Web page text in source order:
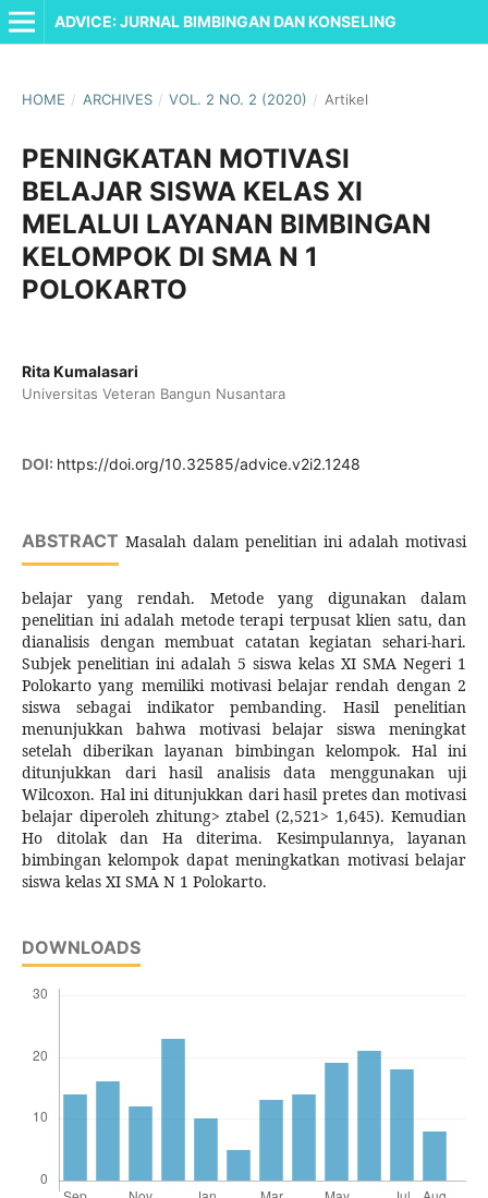
ADVICE: JURNAL BIMBINGAN DAN KONSELING
HOME / ARCHIVES / VOL. 2 NO. 2 (2020) / Artikel
PENINGKATAN MOTIVASI
BELAJAR SISWA KELAS XI
MELALUI LAYANAN BIMBINGAN
KELOMPOK DI SMA N 1
POLOKARTO
Rita Kumalasari
Universitas Veteran Bangun Nusantara
DOI: https://doi.org/10.32585/advice.v2i2.1248
ABSTRACT Masalah dalam penelitian ini adalah motivasi
belajar yang rendah. Metode yang digunakan dalam
penelitian ini adalah metode terapi terpusat klien satu, dan
dianalisis dengan membuat catatan kegiatan sehari-hari.
Subjek penelitian ini adalah 5 siswa kelas XI SMA Negeri 1
Polokarto yang memiliki motivasi belajar rendah dengan 2
siswa sebagai indikator pembanding. Hasil penelitian
menunjukkan bahwa motivasi belajar siswa meningkat
setelah diberikan layanan bimbingan kelompok. Hal ini
ditunjukkan dari hasil analisis data menggunakan uji
Wilcoxon. Hal ini ditunjukkan dari hasil pretes dan motivasi
belajar diperoleh zhitung> ztabel (2,521> 1,645). Kemudian
Ho ditolak dan Ha diterima. Kesimpulannya, layanan
bimbingan kelompok dapat meningkatkan motivasi belajar
siswa kelas XI SMA N 1 Polokarto.
DOWNLOADS